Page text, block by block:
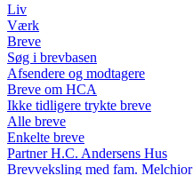
Liv
Værk
Breve
Søg i brevbasen
Afsendere og modtagere
Breve om HCA
Ikke tidligere trykte breve
Alle breve
Enkelte breve
Partner H.C. Andersens Hus
Brevveksling med fam. Melchior